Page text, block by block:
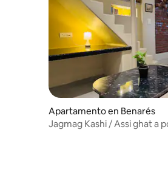
Apartamento en Benarés
Jagmag Kashi / Assi ghat a